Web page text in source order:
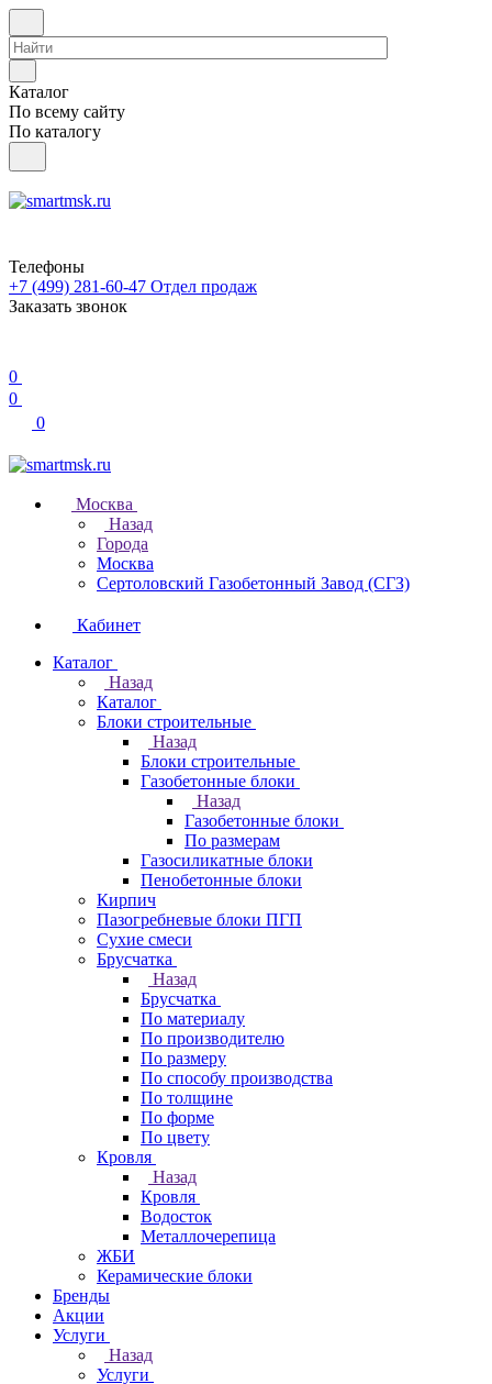
Каталог
По всему сайту
По каталогу
Телефоны
+7 (499) 281-60-47 Отдел продаж
Заказать звонок
0
0
0
Москва
Назад
Города
Москва
Сертоловский Газобетонный Завод (СГЗ)
Кабинет
Каталог
Назад
Каталог
Блоки строительные
Назад
Блоки строительные
Газобетонные блоки
Назад
Газобетонные блоки
По размерам
Газосиликатные блоки
Пенобетонные блоки
Кирпич
Пазогребневые блоки ПГП
Сухие смеси
Брусчатка
Назад
Брусчатка
По материалу
По производителю
По размеру
По способу производства
По толщине
По форме
По цвету
Кровля
Назад
Кровля
Водосток
Металлочерепица
ЖБИ
Керамические блоки
Бренды
Акции
Услуги
Назад
Услуги